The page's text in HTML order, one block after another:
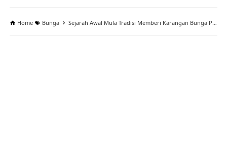
Home Bunga Sejarah Awal Mula Tradisi Memberi Karangan Bunga Papan